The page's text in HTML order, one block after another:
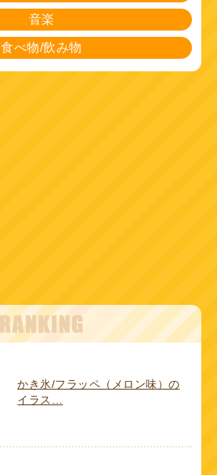
音楽
食べ物/飲み物
かき氷/フラッペ（メロン味）の
イラス…